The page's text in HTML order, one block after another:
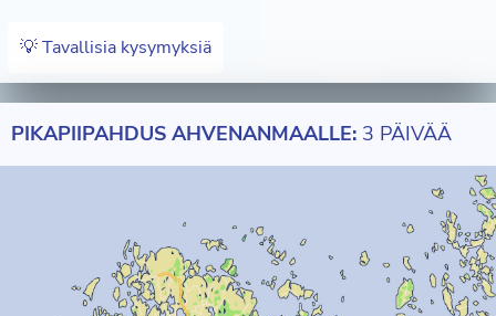
💡 Tavallisia kysymyksiä
PIKAPIIPAHDUS AHVENANMAALLE: 3 PÄIVÄÄ